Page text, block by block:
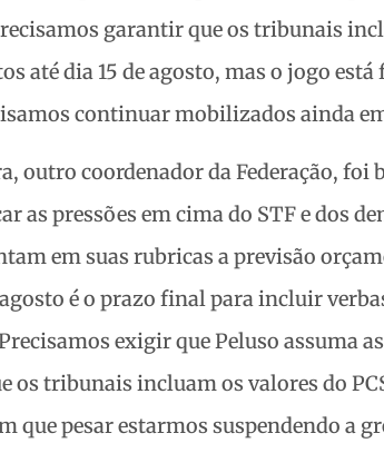
garantir que os tribunais
até dia 15 de agosto, mas o jogo
continuar mobilizados ainda
outro coordenador da Federação, foi
as pressões em cima do STF e dos
em suas rubricas a previsão
agosto é o prazo final para incluir
exigir que Peluso assuma
os tribunais incluam os valores do
que pesar estarmos suspendendo a